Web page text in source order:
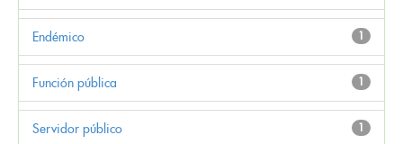
1
Endémico
1
Función pública
1
Servidor público